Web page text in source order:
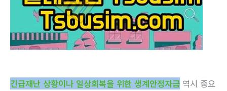
긴급재난 상황이나 일상회복을 위한 생계안정자금 역시 중요